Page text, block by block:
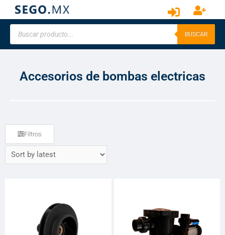
BUSCAR
Accesorios de bombas electricas
Filtros